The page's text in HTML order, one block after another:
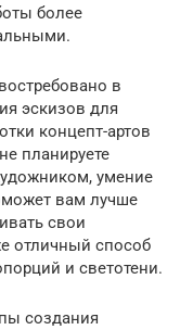
более
в
эскизов для
концепт-артов
планируете
умение
вам лучше
свои
отличный способ
и светотени.
создания